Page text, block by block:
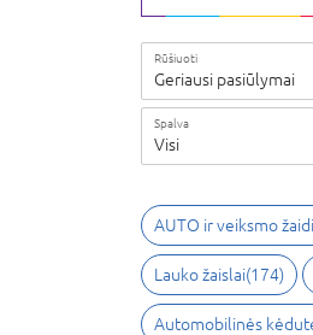
Rūšiuoti
Geriausi pasiūlymai
Spalva
Visi
AUTO ir veiksmo
Lauko žaislai(174)
Automobilinės